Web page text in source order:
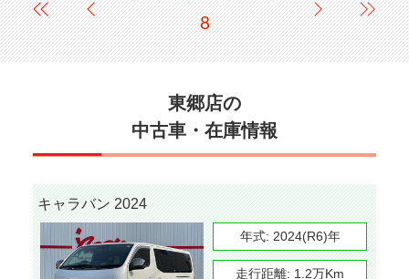
8
東郷店の
中古車・在庫情報
キャラバン 2024
年式: 2024(R6)年
走行距離: 1.2万Km